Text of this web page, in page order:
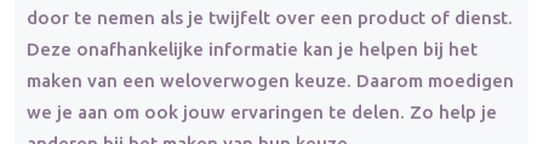
door te nemen als je twijfelt over een product of dienst.
Deze onafhankelijke informatie kan je helpen bij het
maken van een weloverwogen keuze. Daarom moedigen
we je aan om ook jouw ervaringen te delen. Zo help je